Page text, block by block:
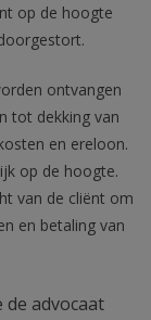
op de hoogte
ontvangen
tot dekking van
en ereloon.
op de hoogte.
van de cliënt om
en betaling van
advocaat